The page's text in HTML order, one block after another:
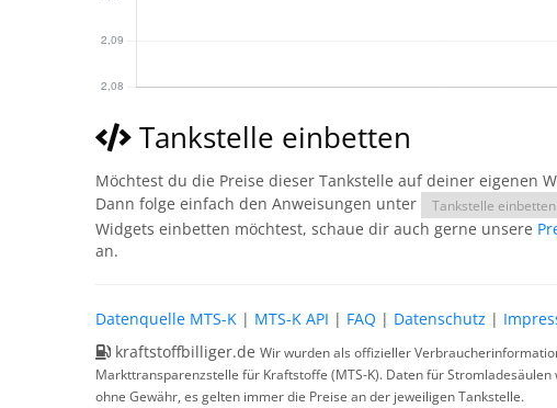
Tankstelle einbetten
Möchtest du die Preise dieser Tankstelle auf deiner eigenen
Dann folge einfach den Anweisungen unter
Tankstelle einbetten
Widgets einbetten möchtest, schaue dir auch gerne unsere
an.
Datenquelle MTS-K | MTS-K API | FAQ | Datenschutz |
kraftstoffbilliger.de Wir wurden als offizieller
Markttransparenzstelle für Kraftstoffe (MTS-K). Daten für
ohne Gewähr, es gelten immer die Preise an der jeweiligen Tankstelle.